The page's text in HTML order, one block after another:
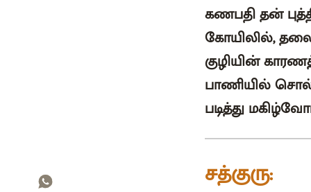
கணபதி தன்
கோயிலில்,
குழியின்
பாணியில்
படித்து
சத்குரு: